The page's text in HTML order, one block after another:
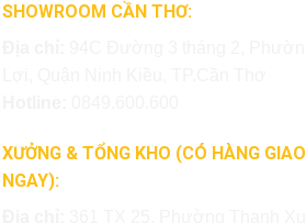
SHOWROOM CẦN THƠ:
XƯỞNG & TỔNG KHO (CÓ HÀNG GIAO
NGAY):